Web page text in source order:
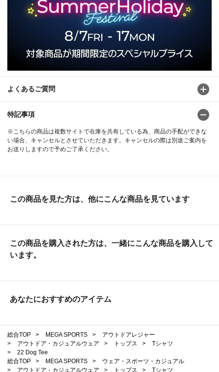
よくあるご質問
特記事項
※こちらの商品は複数サイトで在庫を共有している為、商品の手配ができな
い場合、キャンセルとさせていただきます。キャンセルの際は別途ご案内を
お送りしますので予めご了承ください。
この商品を見た方は、他にこんな商品を見ています
この商品を購入された方は、一緒にこんな商品を購入して
います。
あなたにおすすめのアイテム
総合TOP > MEGA SPORTS >
アウトドアレジャー
>
アウトドア・カジュアルウェア > トップス >
Tシャツ
>
22 Dog Tee
総合TOP
> MEGA SPORTS >
ウェア・スポーツ・カジュアル
>
アウトドア・カジュアルウェア > トップス >
Tシャツ